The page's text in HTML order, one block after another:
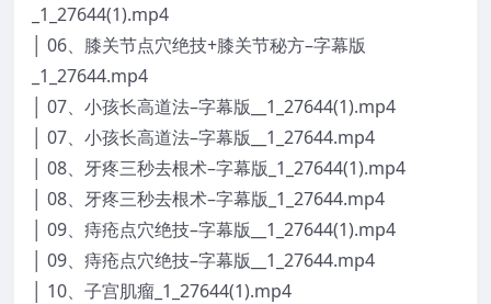
_1_27644(1).mp4
│ 06、膝关节点穴绝技+膝关节秘方–字幕版
_1_27644.mp4
│ 07、小孩长高道法–字幕版__1_27644(1).mp4
│ 07、小孩长高道法–字幕版__1_27644.mp4
│ 08、牙疼三秒去根术–字幕版_1_27644(1).mp4
│ 08、牙疼三秒去根术–字幕版_1_27644.mp4
│ 09、痔疮点穴绝技–字幕版__1_27644(1).mp4
│ 09、痔疮点穴绝技–字幕版__1_27644.mp4
│ 10、子宫肌瘤_1_27644(1).mp4